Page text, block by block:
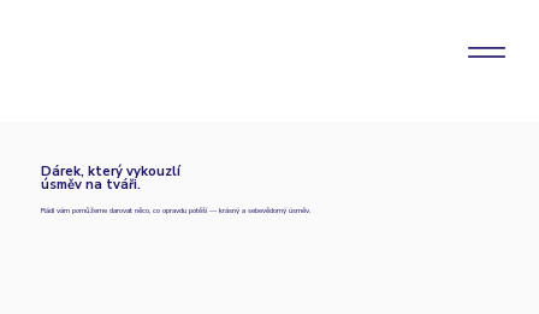
Dárek, který vykouzlí
úsměv na tváři.
Rádi vám pomůžeme darovat něco, co opravdu potěší — krásný a sebevědomý úsměv.